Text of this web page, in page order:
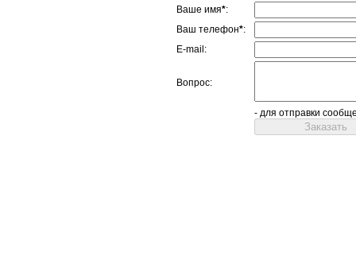
Ваше имя*:
Ваш телефон*:
E-mail:
Вопрос:
- для отправки